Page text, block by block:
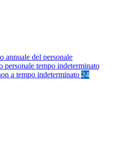
annuale del personale
personale tempo indeterminato
a tempo indeterminato 24